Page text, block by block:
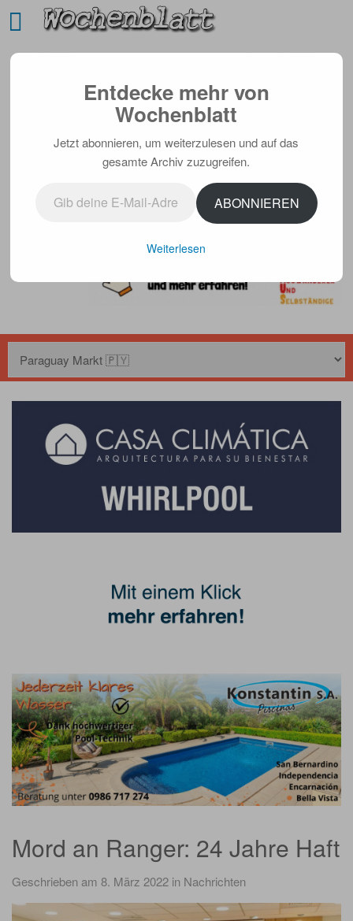
Mord an Ranger: 24 Jahre Haft
Geschrieben am 8. März 2022 in Nachrichten
Entdecke mehr von
Wochenblatt
Jetzt abonnieren, um weiterzulesen und auf das
gesamte Archiv zuzugreifen.
ABONNIEREN
Weiterlesen